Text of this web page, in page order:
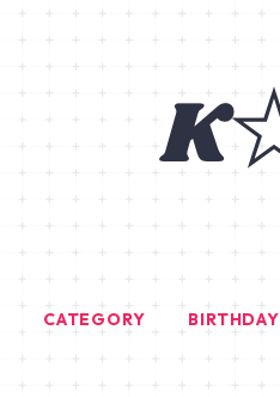
CATEGORY BIRTHDAY